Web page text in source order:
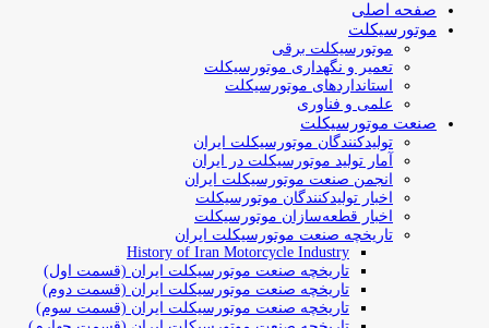
صفحه اصلی
موتورسیکلت
موتورسیکلت برقی
تعمیر و نگهداری موتورسیکلت
استانداردهای موتورسیکلت
علمی و فناوری
صنعت موتورسیکلت
تولیدکنندگان موتورسیکلت ایران
آمار تولید موتورسیکلت در ایران
انجمن صنعت موتورسیکلت ایران
اخبار تولیدکنندگان موتورسیکلت
اخبار قطعه‌سازان موتورسیکلت
تاریخچه صنعت موتورسیکلت ایران
History of Iran Motorcycle Industry
تاریخچه صنعت موتورسیکلت ایران (قسمت اول)
تاریخچه صنعت موتورسیکلت ایران (قسمت دوم)
تاریخچه صنعت موتورسیکلت ایران (قسمت سوم)